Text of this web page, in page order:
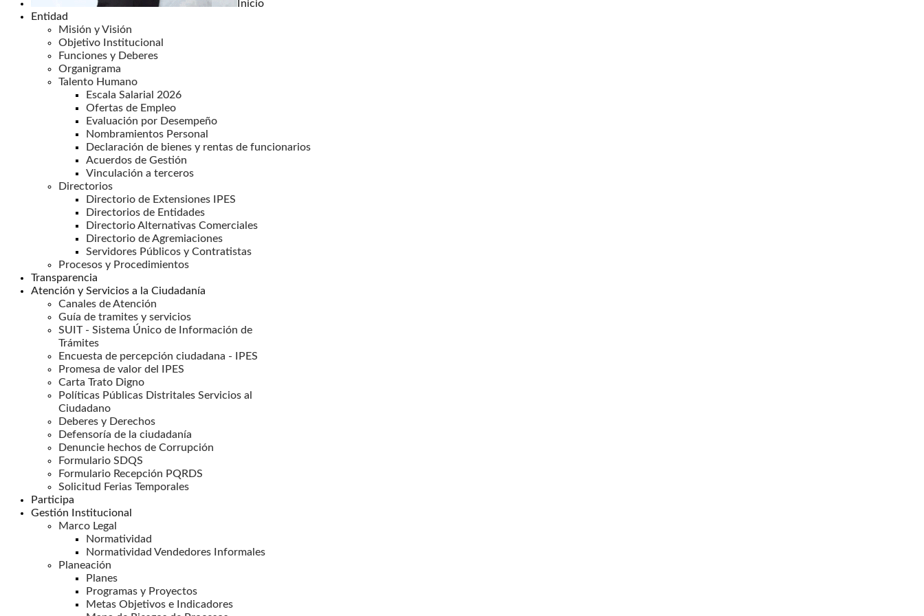
Inicio
Entidad
Misión y Visión
Objetivo Institucional
Funciones y Deberes
Organigrama
Talento Humano
Escala Salarial 2026
Ofertas de Empleo
Evaluación por Desempeño
Nombramientos Personal
Declaración de bienes y rentas de funcionarios
Acuerdos de Gestión
Vinculación a terceros
Directorios
Directorio de Extensiones IPES
Directorios de Entidades
Directorio Alternativas Comerciales
Directorio de Agremiaciones
Servidores Públicos y Contratistas
Procesos y Procedimientos
Transparencia
Atención y Servicios a la Ciudadanía
Canales de Atención
Guía de tramites y servicios
SUIT - Sistema Único de Información de
Trámites
Encuesta de percepción ciudadana - IPES
Promesa de valor del IPES
Carta Trato Digno
Políticas Públicas Distritales Servicios al
Ciudadano
Deberes y Derechos
Defensoría de la ciudadanía
Denuncie hechos de Corrupción
Formulario SDQS
Formulario Recepción PQRDS
Solicitud Ferias Temporales
Participa
Gestión Institucional
Marco Legal
Normatividad
Normatividad Vendedores Informales
Planeación
Planes
Programas y Proyectos
Metas Objetivos e Indicadores